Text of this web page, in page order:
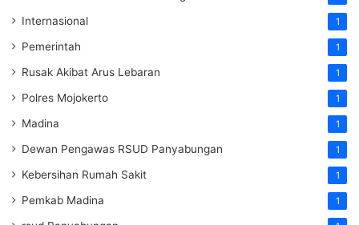
Internasional 1
Pemerintah 1
Rusak Akibat Arus Lebaran 1
Polres Mojokerto 1
Madina 1
Dewan Pengawas RSUD Panyabungan 1
Kebersihan Rumah Sakit 1
Pemkab Madina 1